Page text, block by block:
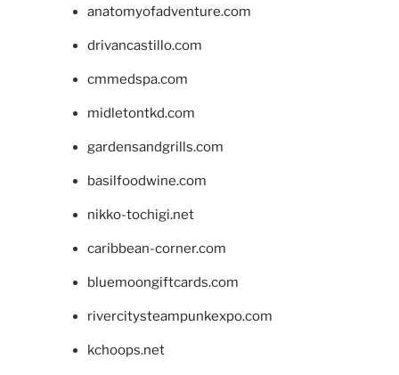
anatomyofadventure.com
drivancastillo.com
cmmedspa.com
midletontkd.com
gardensandgrills.com
basilfoodwine.com
nikko-tochigi.net
caribbean-corner.com
bluemoongiftcards.com
rivercitysteampunkexpo.com
kchoops.net